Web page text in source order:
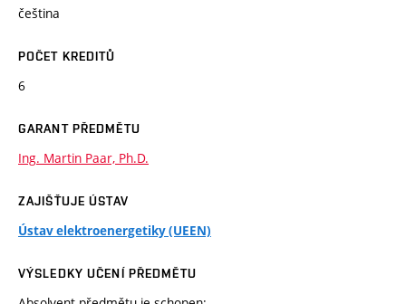
čeština
POČET KREDITŮ
6
GARANT PŘEDMĚTU
Ing. Martin Paar, Ph.D.
ZAJIŠŤUJE ÚSTAV
Ústav elektroenergetiky (UEEN)
VÝSLEDKY UČENÍ PŘEDMĚTU